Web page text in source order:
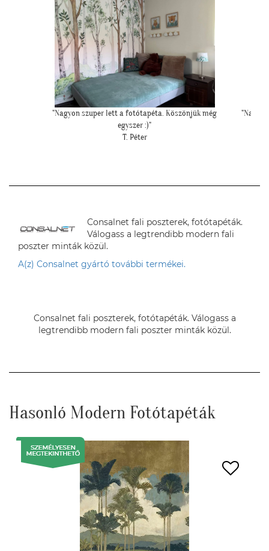
"Nagyon szereti a kislányom! Imádja a szobája
színeit!"
F. Viktória
Consalnet fali poszterek, fotótapéták.
Válogass a legtrendibb modern fali
poszter minták közül.
A(z) Consalnet gyártó további termékei.
Consalnet fali poszterek, fotótapéták. Válogass a
legtrendibb modern fali poszter minták közül.
Hasonló Modern Fotótapéták